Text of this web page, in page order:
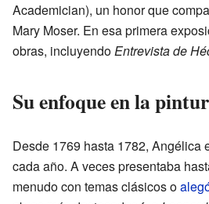
Academician), un honor que
Mary Moser. En esa primera
obras, incluyendoEntrevista de
Su enfoque en la
Desde 1769 hasta 1782, Angélica
cada año. A veces presentaba
menudo con temas clásicos o